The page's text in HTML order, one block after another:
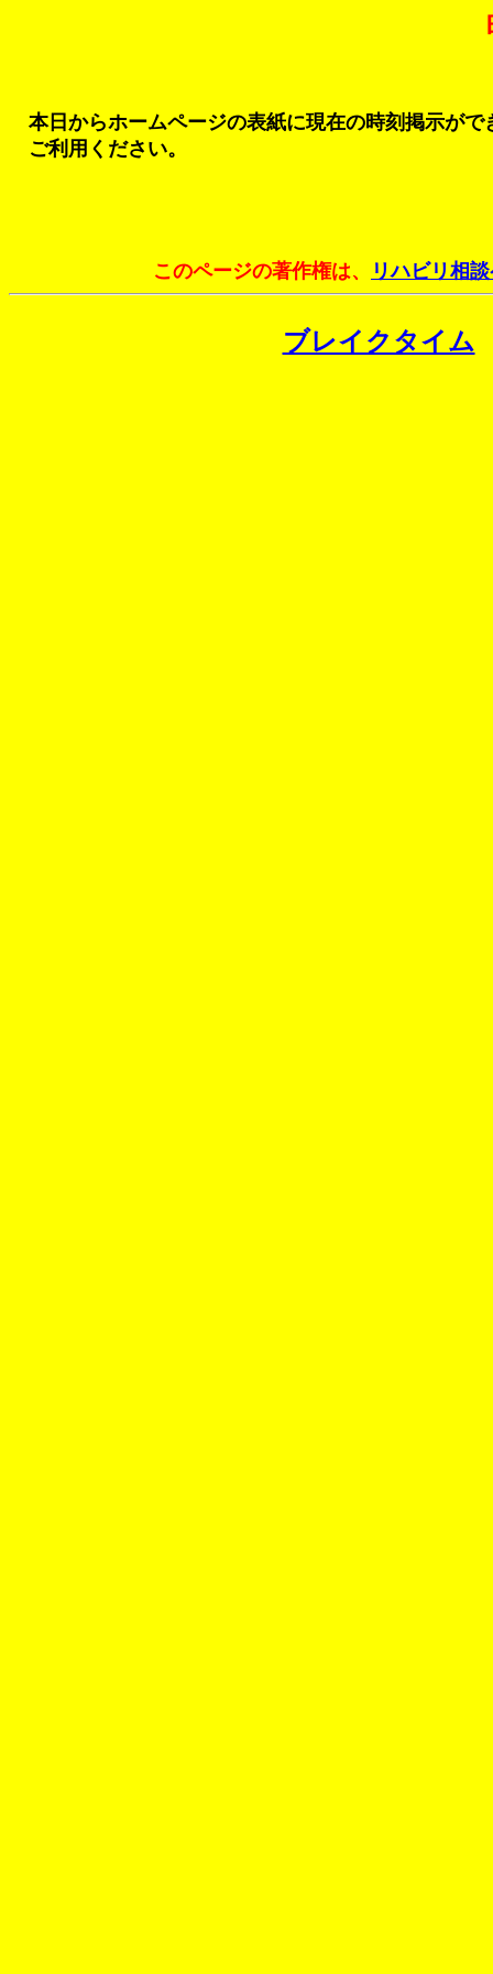
本日からホームページの表紙に現在の時刻掲示がで
ご利用ください。
このページの著作権は、 リハビリ相
ブレイクタイム